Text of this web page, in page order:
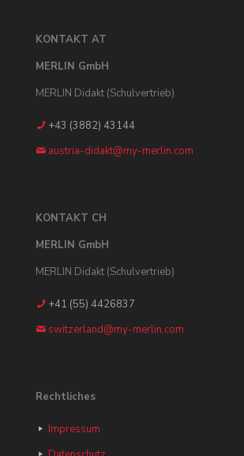
KONTAKT AT
MERLIN GmbH
MERLIN Didakt (Schulvertrieb)
+43 (3882) 43144
austria-didakt@my-merlin.com
KONTAKT CH
MERLIN GmbH
MERLIN Didakt (Schulvertrieb)
+41 (55) 4426837
switzerland@my-merlin.com
Rechtliches
Impressum